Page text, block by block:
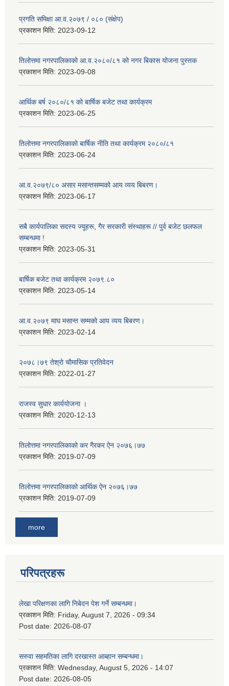
प्रगति समिक्षा आ.व.२०७९ / ०८० (संक्षेप)
प्रकाशन मिति: 2023-09-12
तिलोत्तमा नगरपालिकाको आ.व.२०८०/८१ को नगर बिकास योजना पुस्तक
प्रकाशन मिति: 2023-09-08
आर्थिक बर्ष २०८०/८१ को बार्षिक बजेट तथा कार्यक्रम
प्रकाशन मिति: 2023-06-25
तिलोत्तमा नगरपालिकाको बार्षिक नीति तथा कार्यक्रम २०८०/८१
प्रकाशन मिति: 2023-06-24
आ.व.२०७९/८० असार मसान्तसम्मको आय व्यय बिबरण।
प्रकाशन मिति: 2023-06-17
सबै कार्यपालिका सदस्य ज्यूहरू, गैर सरकारी संस्थाहरू // पुर्व बजेट छलफल
सम्बन्धमा !
प्रकाशन मिति: 2023-05-31
बार्षिक बजेट तथा कार्यक्रम २०७९.८०
प्रकाशन मिति: 2023-05-14
आ.व.२०७९ माघ मसान्त सम्मको आय व्यय बिबरण।
प्रकाशन मिति: 2023-02-14
२०७८।७९ तेश्राे चाैमासिक प्रतिवेदन
प्रकाशन मिति: 2022-01-27
राजस्व सुधार कार्ययाेजना ।
प्रकाशन मिति: 2020-12-13
तिलोत्तमा नगरपालिकाको कर गैरकर ऐन २०७६।७७
प्रकाशन मिति: 2019-07-09
तिलोत्तमा नगरपालिकाको आर्थिक ऐन २०७६।७७
प्रकाशन मिति: 2019-07-09
more
परिपत्रहरू
लेखा परिक्षणका लागि निबेदन पेश गर्ने सम्बन्धमा।
प्रकाशन मिति: Friday, August 7, 2026 - 09:34
Post date: 2026-08-07
सरुवा सहमतिका लागि दरखास्त आब्हान सम्बन्धमा।
प्रकाशन मिति: Wednesday, August 5, 2026 - 14:07
Post date: 2026-08-05